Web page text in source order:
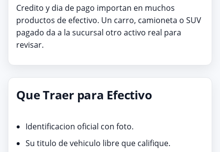
Credito y dia de pago importan en muchos
productos de efectivo. Un carro, camioneta o SUV
pagado da a la sucursal otro activo real para
revisar.
Que Traer para Efectivo
Identificacion oficial con foto.
Su titulo de vehiculo libre que califique.